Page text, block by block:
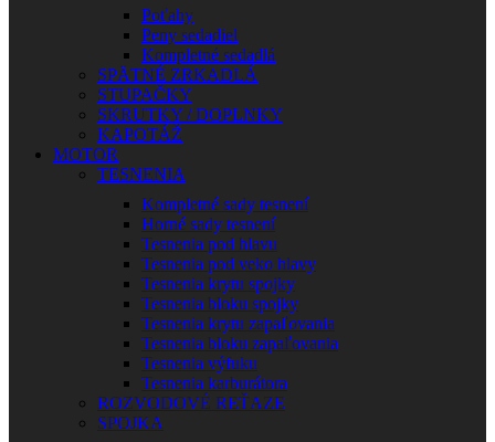
Poťahy
Peny sedadiel
Kompletné sedadlá
SPÄTNÉ ZRKADLÁ
STUPAČKY
SKRUTKY / DOPLNKY
KAPOTÁŽ
MOTOR
TESNENIA
Kompletné sady tesnení
Horné sady tesnení
Tesnenia pod hlavu
Tesnenia pod veko hlavy
Tesnenia krytu spojky
Tesnenia bloku spojky
Tesnenia krytu zapaľovania
Tesnenia bloku zapaľovania
Tesnenia výfuku
Tesnenia karburátora
ROZVODOVÉ REŤAZE
SPOJKA